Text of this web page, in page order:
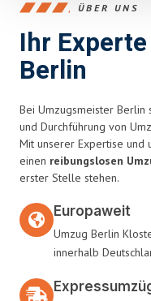
ÜBER UNS
Ihr
Berlin
Bei Umzugsmeister
und Durchführung von
Mit unserer Expertise und
einen reibungslosen
erster Stelle stehen.
Europaweit
Umzug Berlin
innerhalb